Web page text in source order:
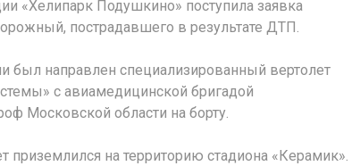
«Хелипарк Подушкино» поступила заявка
пострадавшего в результате ДТП.
был направлен специализированный вертолет
с авиамедицинской бригадой
Московской области на борту.
приземлился на территорию стадиона «Керамик».